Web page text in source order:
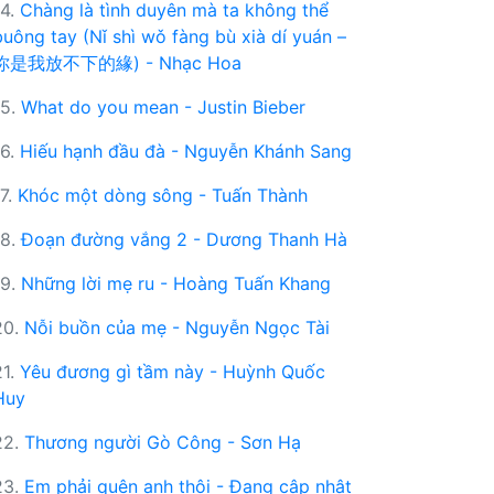
Chàng là tình duyên mà ta không thể
tay (Nǐ shì wǒ fàng bù xià dí yuán –
是我放不下的緣) - Nhạc Hoa
What do you mean - Justin Bieber
Hiếu hạnh đầu đà - Nguyễn Khánh Sang
Khóc một dòng sông - Tuấn Thành
Đoạn đường vắng 2 - Dương Thanh Hà
Những lời mẹ ru - Hoàng Tuấn Khang
Nỗi buồn của mẹ - Nguyễn Ngọc Tài
Yêu đương gì tầm này - Huỳnh Quốc
Thương người Gò Công - Sơn Hạ
Em phải quên anh thôi - Đang cập nhật